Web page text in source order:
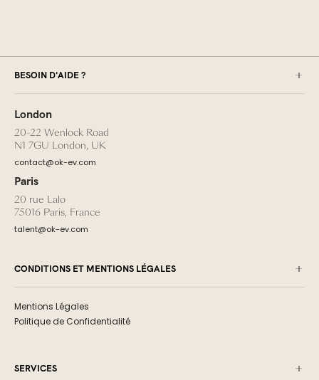
BESOIN D'AIDE ?
London
20-22 Wenlock Road
N1 7GU London, UK
contact@ok-ev.com
Paris
20 rue Lalo
75016 Paris, France
talent@ok-ev.com
CONDITIONS ET MENTIONS LÉGALES
Mentions Légales
Politique de Confidentialité
SERVICES